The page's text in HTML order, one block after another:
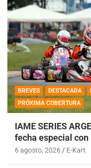
BREVES DESTACADA
PRÓXIMA COBERTURA
IAME SERIES
fecha especial
6 agosto, 2026 E-Kart